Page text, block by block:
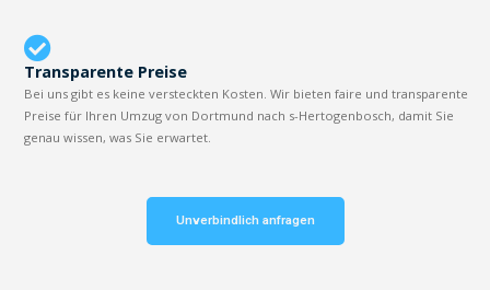
Transparente Preise
Bei uns gibt es keine versteckten Kosten. Wir bieten faire und transparente
Preise für Ihren Umzug von Dortmund nach s-Hertogenbosch, damit Sie
genau wissen, was Sie erwartet.
Unverbindlich anfragen